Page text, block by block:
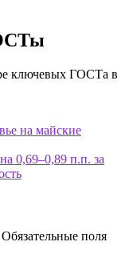
ключевых ГОСТа в
на майские
0,69–0,89 п.п. за
Обязательные поля